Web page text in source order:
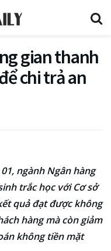
gian thanh
chi trả an
ngành Ngân hàng
trắc học với Cơ sở
quả đạt được không
hàng mà còn giảm
không tiền mặt